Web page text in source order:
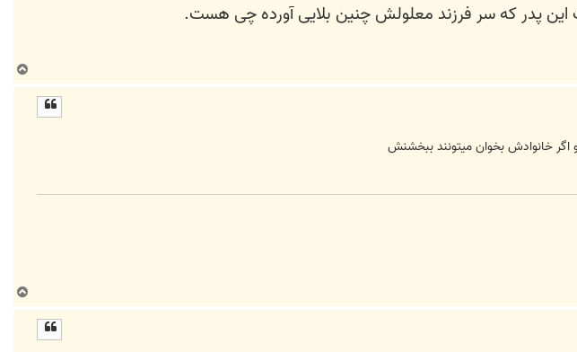
این پدر که سر فرزند معلولش چنین بلایی آورده چی هست.
ا
خانوادش بخوان میتونند ببخشنش
ا